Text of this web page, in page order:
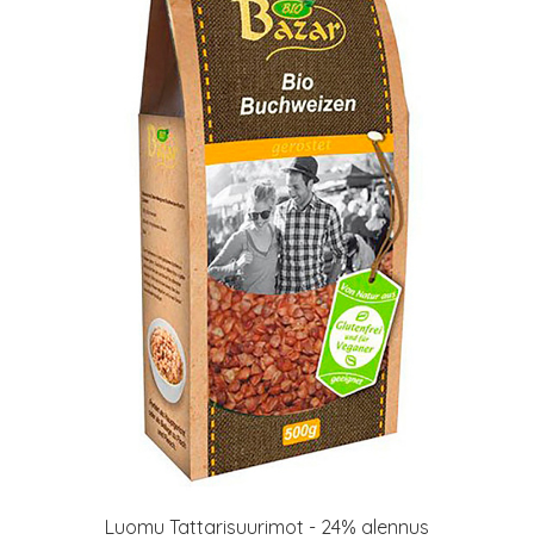
Luomu Tattarisuurimot - 24% alennus